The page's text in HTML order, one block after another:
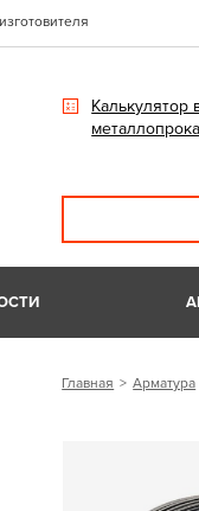
Калькулятор
Главная Арматура